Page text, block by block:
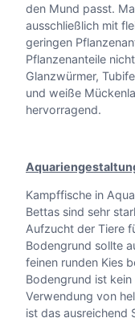
den Mund passt.
ausschließlich mit
geringen
Pflanzenanteile
Glanzwürmer,
und weiße
hervorragend.
Kampffische in
Bettas sind sehr
Aufzucht der Tiere
Bodengrund sollte
feinen runden Kies
Bodengrund ist
Verwendung von
ist das ausreichend